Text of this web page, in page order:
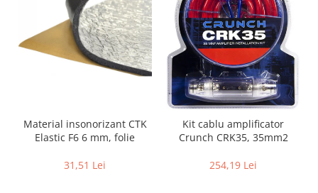
Material insonorizant CTK
Elastic F6 6 mm, folie
31,51 Lei
Kit cablu amplificator
Crunch CRK35, 35mm2
254,19 Lei